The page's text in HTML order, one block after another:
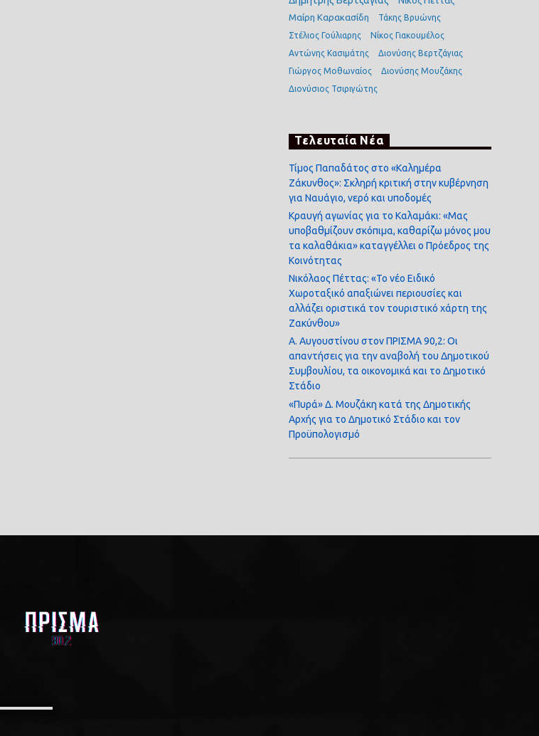
Μαίρη Καρακασίδη
Τάκης Βρυώνης
Στέλιος Γούλιαρης
Νίκος Γιακουμέλος
Αντώνης Κασιμάτης
Διονύσης Βερτζάγιας
Γιώργος Μοθωναίος
Διονύσης Μουζάκης
Διονύσιος Τσιριγώτης
Τελευταία Νέα
Τίμος Παπαδάτος στο «Καλημέρα
Ζάκυνθος»: Σκληρή κριτική στην κυβέρνηση
για Ναυάγιο, νερό και υποδομές
Κραυγή αγωνίας για το Καλαμάκι: «Μας
υποβαθμίζουν σκόπιμα, καθαρίζω μόνος μου
τα καλαθάκια» καταγγέλλει ο Πρόεδρος της
Κοινότητας
Νικόλαος Πέττας: «Το νέο Ειδικό
Χωροταξικό απαξιώνει περιουσίες και
αλλάζει οριστικά τον τουριστικό χάρτη της
Ζακύνθου»
Α. Αυγουστίνου στον ΠΡΙΣΜΑ 90,2: Οι
απαντήσεις για την αναβολή του Δημοτικού
Συμβουλίου, τα οικονομικά και το Δημοτικό
Στάδιο
«Πυρά» Δ. Μουζάκη κατά της Δημοτικής
Αρχής για το Δημοτικό Στάδιο και τον
Προϋπολογισμό